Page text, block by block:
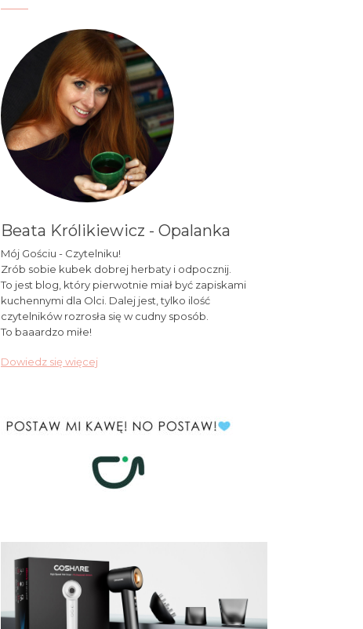
Beata Królikiewicz - Opalanka
Mój Gościu - Czytelniku!
Zrób sobie kubek dobrej herbaty i odpocznij.
To jest blog, który pierwotnie miał być zapiskami
kuchennymi dla Olci. Dalej jest, tylko ilość
czytelników rozrosła się w cudny sposób.
To baaardzo miłe!
Dowiedz się więcej